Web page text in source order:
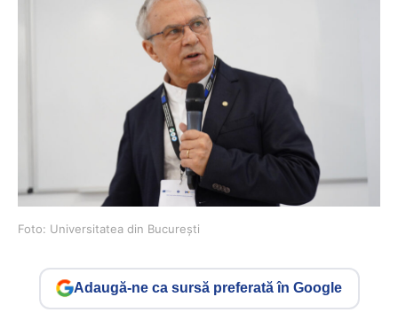
Foto: Universitatea din București
Adaugă-ne ca sursă preferată în Google